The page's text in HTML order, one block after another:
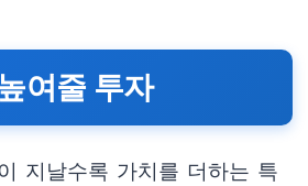
여줄 투자
지날수록 가치를 더하는 특